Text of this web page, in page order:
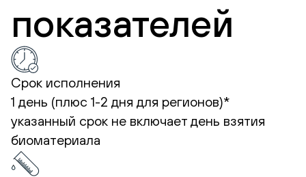
показателей
Срок исполнения
1 день (плюс 1-2 дня для регионов)*
указанный срок не включает день взятия
биоматериала